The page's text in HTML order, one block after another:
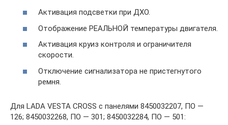
Активация подсветки при ДХО.
Отображение РЕАЛЬНОЙ температуры двигателя.
Активация круиз контроля и ограничителя
скорости.
Отключение сигнализатора не пристегнутого
ремня.
Для LADA VESTA CROSS с панелями 8450032207, ПО —
126; 8450032268, ПО — 301; 8450032284, ПО — 501: